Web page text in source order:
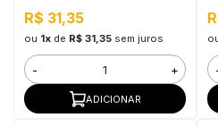
R$ 31,35
ou 1xde R$ 31,35 sem juros
- +
ADICIONAR